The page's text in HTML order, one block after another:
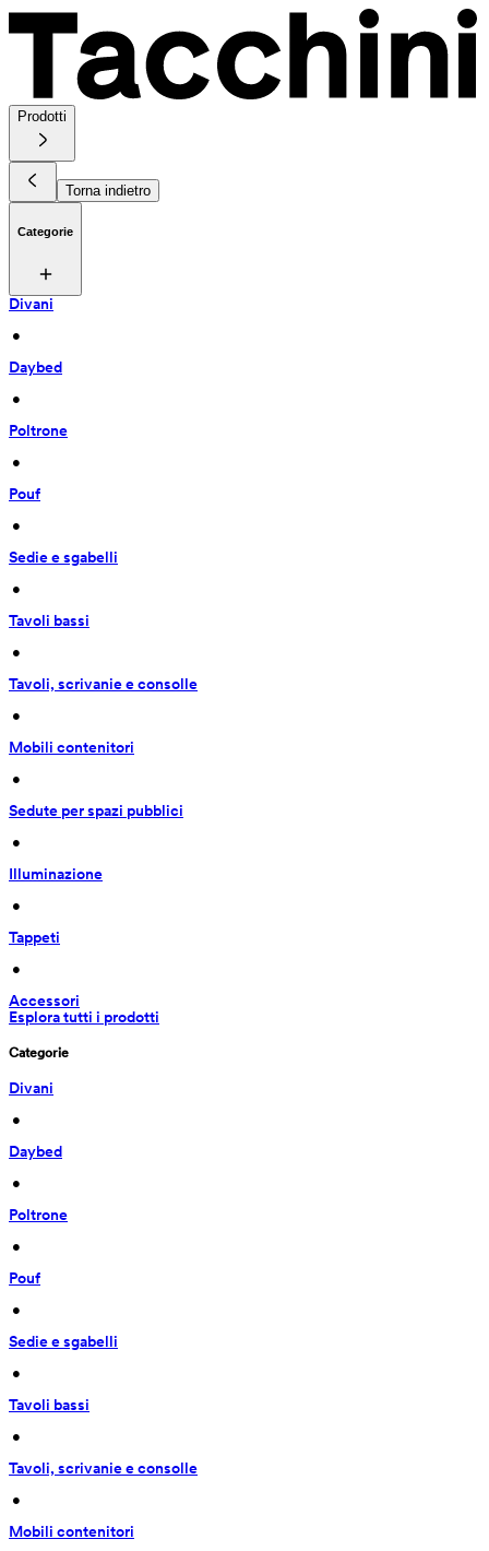
Prodotti
Torna indietro
Categorie
Divani
•
Daybed
•
Poltrone
•
Pouf
•
Sedie e sgabelli
•
Tavoli bassi
•
Tavoli, scrivanie e consolle
•
Mobili contenitori
•
Sedute per spazi pubblici
•
Illuminazione
•
Tappeti
•
Accessori
Esplora tutti i prodotti
Categorie
Divani
•
Daybed
•
Poltrone
•
Pouf
•
Sedie e sgabelli
•
Tavoli bassi
•
Tavoli, scrivanie e consolle
•
Mobili contenitori